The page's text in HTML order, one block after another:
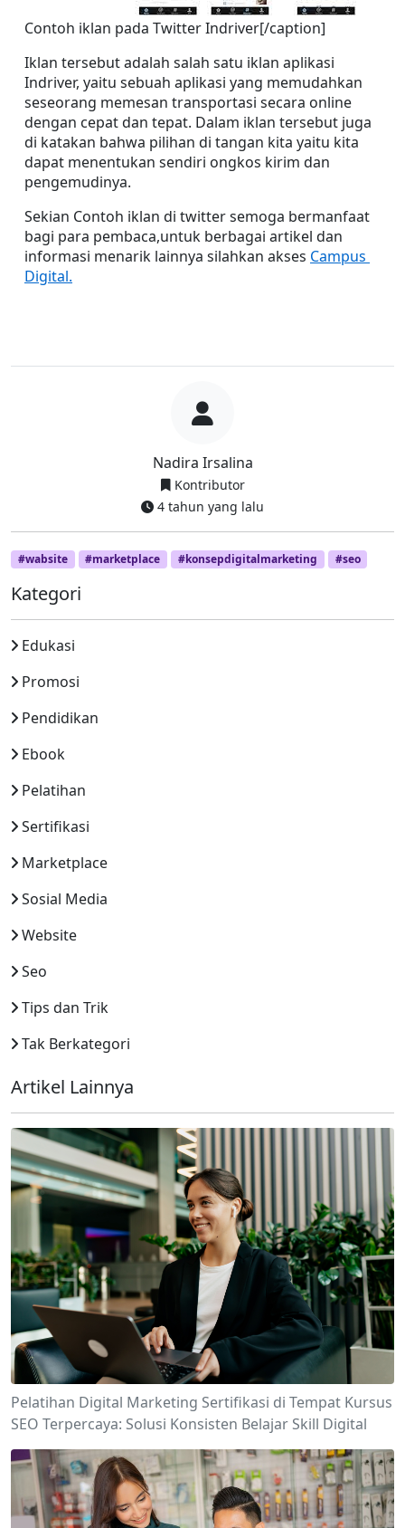
Nadira Irsalina
Kontributor
4 tahun yang lalu
#wabsite #marketplace #konsepdigitalmarketing #seo
Contoh iklan pada Twitter Indriver[/caption]
Iklan tersebut adalah salah satu iklan aplikasi
Indriver, yaitu sebuah aplikasi yang memudahkan
seseorang memesan transportasi secara online
dengan cepat dan tepat. Dalam iklan tersebut juga
di katakan bahwa pilihan di tangan kita yaitu kita
dapat menentukan sendiri ongkos kirim dan
pengemudinya.
Sekian Contoh iklan di twitter semoga bermanfaat
bagi para pembaca,untuk berbagai artikel dan
informasi menarik lainnya silahkan akses Campus
Digital.
Kategori
Edukasi
Promosi
Pendidikan
Ebook
Pelatihan
Sertifikasi
Marketplace
Sosial Media
Website
Seo
Tips dan Trik
Tak Berkategori
Artikel Lainnya
Pelatihan Digital Marketing Sertifikasi di Tempat Kursus
SEO Terpercaya: Solusi Konsisten Belajar Skill Digital